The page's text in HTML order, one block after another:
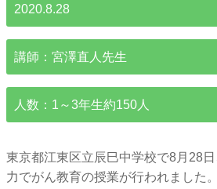
2020.8.28
講師：宮澤直人先生
人数：1～3年生約150人
東京都江東区立辰巳中学校で8月28
力でがん教育の授業が行われました。